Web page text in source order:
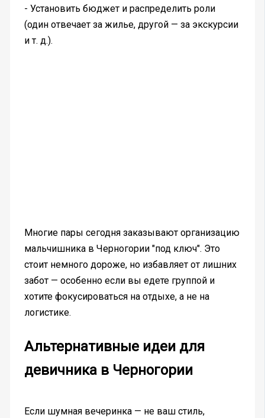
- Установить бюджет и распределить роли
(один отвечает за жилье, другой — за экскурсии
и т. д.).
Многие пары сегодня заказывают организацию
мальчишника в Черногории "под ключ". Это
стоит немного дороже, но избавляет от лишних
забот — особенно если вы едете группой и
хотите фокусироваться на отдыхе, а не на
логистике.
Альтернативные идеи для
девичника в Черногории
Если шумная вечеринка — не ваш стиль,